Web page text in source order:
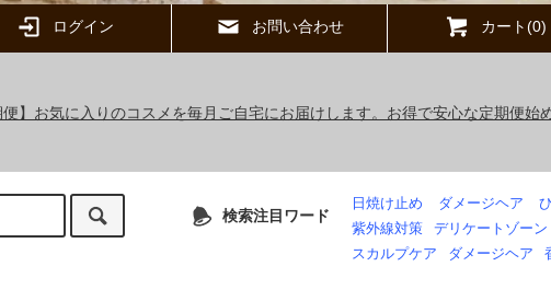
ログイン お問い合わせ カート(0)
】お気に入りのコスメを毎月ご自宅にお届けします。お得で安心な定期便
検索注目ワード
日焼け止め ダメージヘア
紫外線対策
デリケートゾーン
スカルプケア
ダメージヘア